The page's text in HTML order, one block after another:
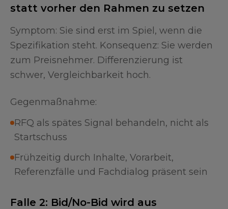
statt vorher den Rahmen zu setzen
Symptom: Sie sind erst im Spiel, wenn die
Spezifikation steht. Konsequenz: Sie werden
zum Preisnehmer. Differenzierung ist
schwer, Vergleichbarkeit hoch.
Gegenmaßnahme:
RFQ als spätes Signal behandeln, nicht als
Startschuss
Frühzeitig durch Inhalte, Vorarbeit,
Referenzfälle und Fachdialog präsent sein
Falle 2: Bid/No-Bid wird aus